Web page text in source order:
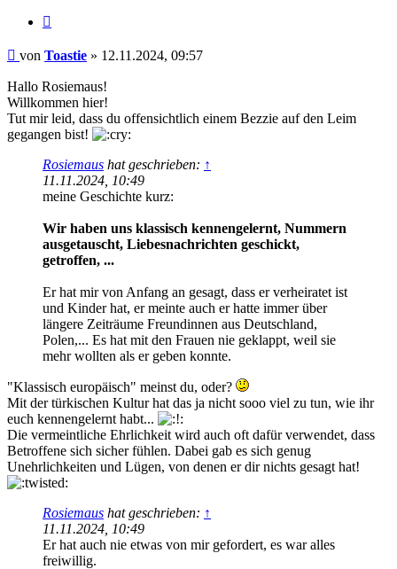
Beitrag
von Toastie » 12.11.2024, 09:57
Hallo Rosiemaus!
Willkommen hier!
Tut mir leid, dass du offensichtlich einem Bezzie auf den Leim
gegangen bist!
Rosiemaus hat geschrieben: ↑
11.11.2024, 10:49
meine Geschichte kurz:
Wir haben uns klassisch kennengelernt, Nummern
ausgetauscht, Liebesnachrichten geschickt,
getroffen, ...
Er hat mir von Anfang an gesagt, dass er verheiratet ist
und Kinder hat, er meinte auch er hatte immer über
längere Zeiträume Freundinnen aus Deutschland,
Polen,... Es hat mit den Frauen nie geklappt, weil sie
mehr wollten als er geben konnte.
"Klassisch europäisch" meinst du, oder?
Mit der türkischen Kultur hat das ja nicht sooo viel zu tun, wie ihr
euch kennengelernt habt...
Die vermeintliche Ehrlichkeit wird auch oft dafür verwendet, dass
Betroffene sich sicher fühlen. Dabei gab es sich genug
Unehrlichkeiten und Lügen, von denen er dir nichts gesagt hat!
Rosiemaus hat geschrieben: ↑
11.11.2024, 10:49
Er hat auch nie etwas von mir gefordert, es war alles
freiwillig.